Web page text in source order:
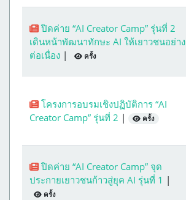
ปิดค่าย “AI Creator Camp” รุ่นที่ 2
เดินหน้าพัฒนาทักษะ AI ให้เยาวชนอย่าง
ต่อเนื่อง | ครั้ง
โครงการอบรมเชิงปฏิบัติการ “AI
Creator Camp” รุ่นที่ 2 | ครั้ง
ปิดค่าย “AI Creator Camp” จุด
ประกายเยาวชนก้าวสู่ยุค AI รุ่นที่ 1 |
ครั้ง